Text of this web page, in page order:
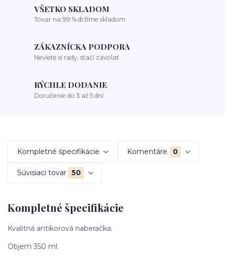
VŠETKO SKLADOM
Tovar na 99 % držíme skladom
ZÁKAZNÍCKA PODPORA
Neviete si rady, stačí zavolať
RÝCHLE DODANIE
Doručenie do 3 až 5 dní
Kompletné špecifikácie Komentáre 0
Súvisiaci tovar 50
Kompletné špecifikácie
Kvalitná antikorová naberačka.
Objem 350 ml.